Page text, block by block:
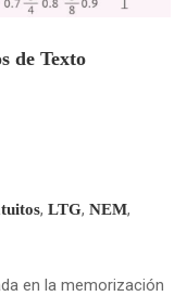
de Texto
, LTG, NEM,
en la memorización